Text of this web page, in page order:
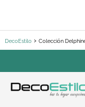
DecoEstilo Colección